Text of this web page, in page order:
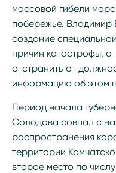
массовой гибели
побережье. Владимир
создание
причин катастрофы, а
отстранить от
информацию об этом
Период начала
Солодова совпал с
распространения
территории
второе место по